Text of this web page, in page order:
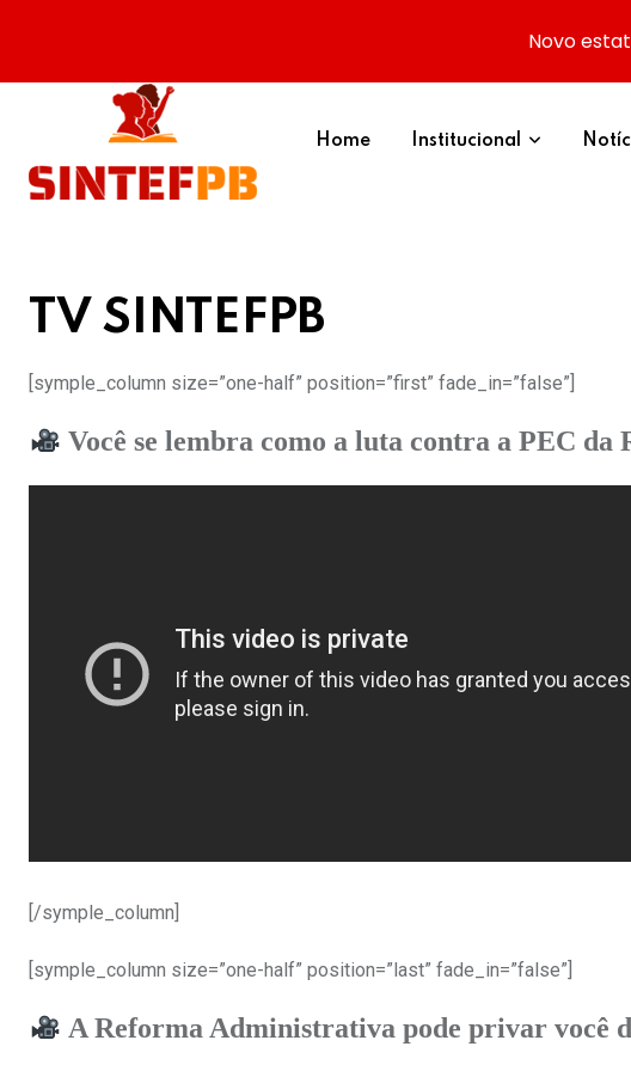
content
Home Institucional
TV SINTEFPB
[symple_column size=”one-half” position=”first” fade_in=”false”]
Você se lembra como a luta contra a PEC da
[/symple_column]
[symple_column size=”one-half” position=”last” fade_in=”false”]
A Reforma Administrativa pode privar você
Novo